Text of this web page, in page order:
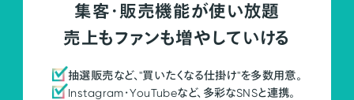
集客・販売機能が使い放題
売上もファンも増やしていける
抽選販売など、"買いたくなる仕掛け"を多数用意。
Instagram・YouTubeなど、多彩なSNSと連携。